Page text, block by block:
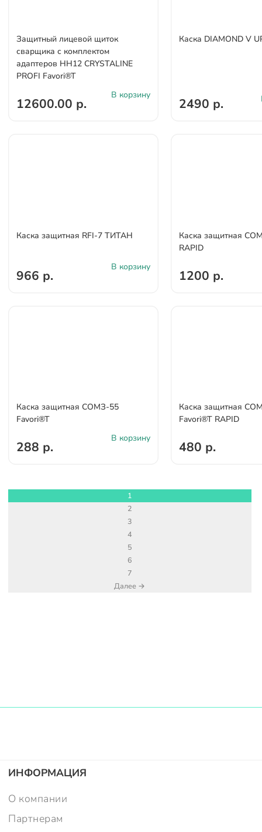
Защитный лицевой щиток
сварщика с комплектом
адаптеров НН12 CRYSTALINE
PROFI Favori®T
12600.00 р.
В корзину
Каска DIAMOND V
2490 р.
Каска защитная RFI-7 ТИТАН
966 р.
В корзину
Каска защитная
RAPID
1200 р.
Каска защитная СОМЗ-55
Favori®T
288 р.
В корзину
Каска защитная
Favori®T RAPID
480 р.
1
2
3
4
5
6
7
Далее →
ИНФОРМАЦИЯ
О компании
Партнерам